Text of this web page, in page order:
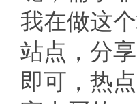
我在做这
站点，分
即可，热